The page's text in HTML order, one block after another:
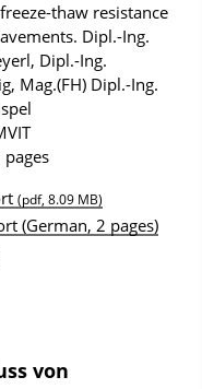
thaw resistance
Dipl.-Ing.
Dipl.-Ing.
Mag.(FH) Dipl.-Ing.
(pdf, 8.09 MB)
(German, 2 pages)
von